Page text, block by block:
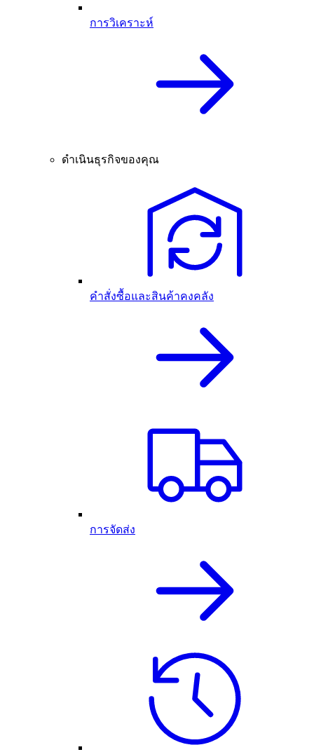
การวิเคราะห์
ดำเนินธุรกิจของคุณ
คำสั่งซื้อและสินค้าคงคลัง
การจัดส่ง